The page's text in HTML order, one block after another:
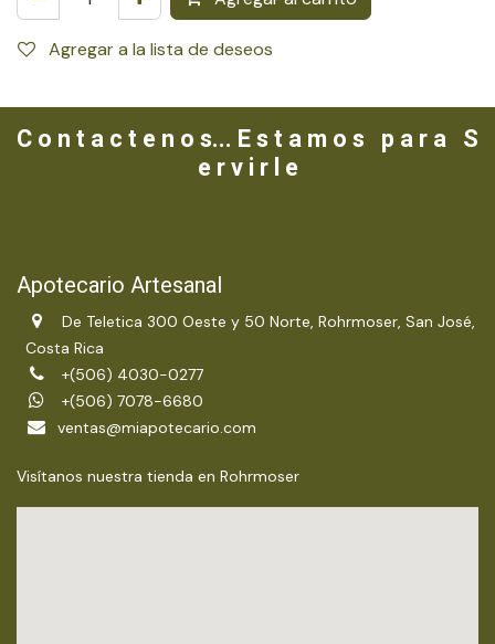
Agregar a la lista de deseos
C o n t a c t e n o s... E s t a m o s p a r a S
e r v i r l e
Apotecario Artesanal
De Teletica 300 Oeste y 50 Norte, Rohrmoser, San José,
Costa Rica
+(506) 4030-0277
+(506) 7078-6680
ventas@miapotecario.com
Visítanos nuestra tienda en Rohrmoser